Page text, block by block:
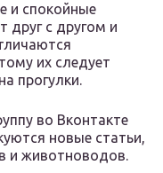
и спокойные
друг с другом и
их следует
прогулки.
во Вконтакте
новые статьи,
и животноводов.